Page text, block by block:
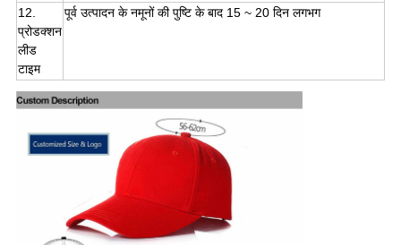
12.
प्रोडक्शन
लीड
टाइम
पूर्व उत्पादन के नमूनों की पुष्टि के बाद 15 ~ 20 दिन लगभग